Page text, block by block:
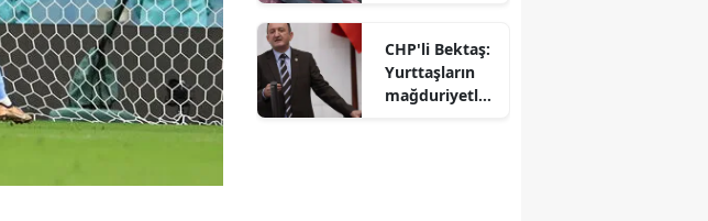
CHP'li Bektaş:
Yurttaşların
mağduriyetler